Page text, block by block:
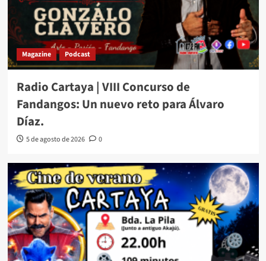
Magazine Podcast
Radio Cartaya | VIII Concurso de
Fandangos: Un nuevo reto para Álvaro
Díaz.
5 de agosto de 2026 0